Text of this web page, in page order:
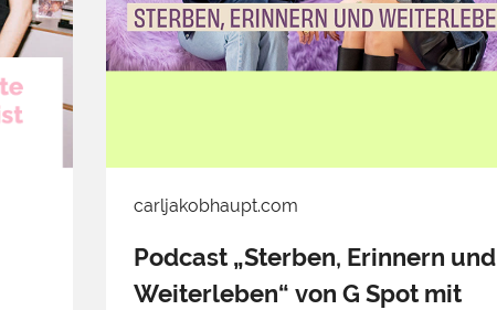
carljakobhaupt.com
Podcast „Sterben, Erinnern und
Weiterleben“ von G Spot mit